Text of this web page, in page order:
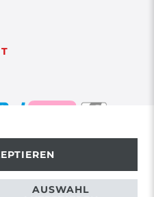
Rechte vorbehalten.
AUSWAHL